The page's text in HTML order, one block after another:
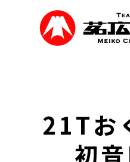
21Tお
初